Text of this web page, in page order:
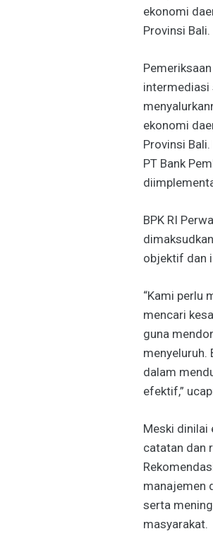
ekonomi
Provinsi Bali.
intermediasi
ekonomi
Provinsi
PT Bank
BPK RI
objektif dan
“Kami perlu
mencari
guna
menyeluruh.
dalam
efektif,”
Meski dinilai
catatan dan
manajemen
serta
masyarakat.